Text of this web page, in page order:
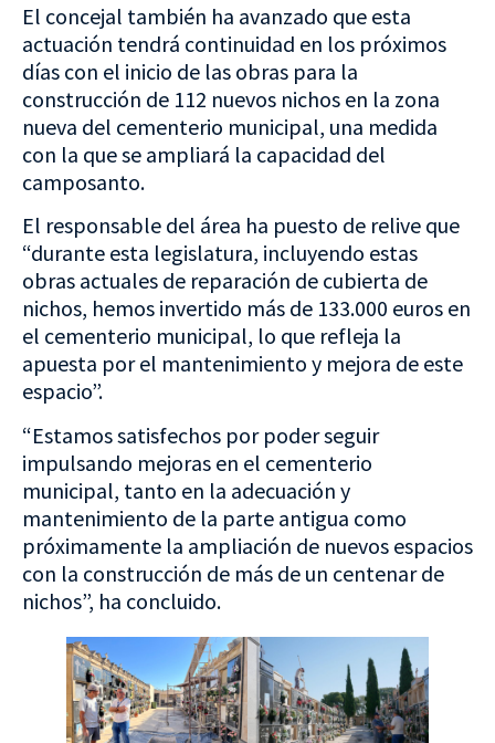
El concejal también ha avanzado que esta
actuación tendrá continuidad en los próximos
días con el inicio de las obras para la
construcción de 112 nuevos nichos en la zona
nueva del cementerio municipal, una medida
con la que se ampliará la capacidad del
camposanto.
El responsable del área ha puesto de relive que
“durante esta legislatura, incluyendo estas
obras actuales de reparación de cubierta de
nichos, hemos invertido más de 133.000 euros en
el cementerio municipal, lo que refleja la
apuesta por el mantenimiento y mejora de este
espacio”.
“Estamos satisfechos por poder seguir
impulsando mejoras en el cementerio
municipal, tanto en la adecuación y
mantenimiento de la parte antigua como
próximamente la ampliación de nuevos espacios
con la construcción de más de un centenar de
nichos”, ha concluido.